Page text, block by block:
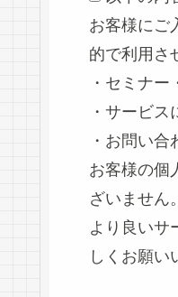
お客様にご
的で利用さ
・セミナ
・サービ
・お問い
お客様の個
ざいません
より良いサ
しくお願い